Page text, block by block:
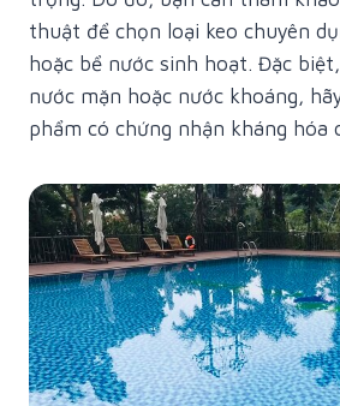
thuật để chọn loại keo chuyên
hoặc bể nước sinh hoạt. Đặc
nước mặn hoặc nước khoáng,
phẩm có chứng nhận kháng hóa